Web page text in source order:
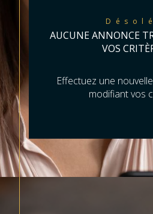
AUCUNE ANNONCE
VOS
Effectuez une
modifiant vos